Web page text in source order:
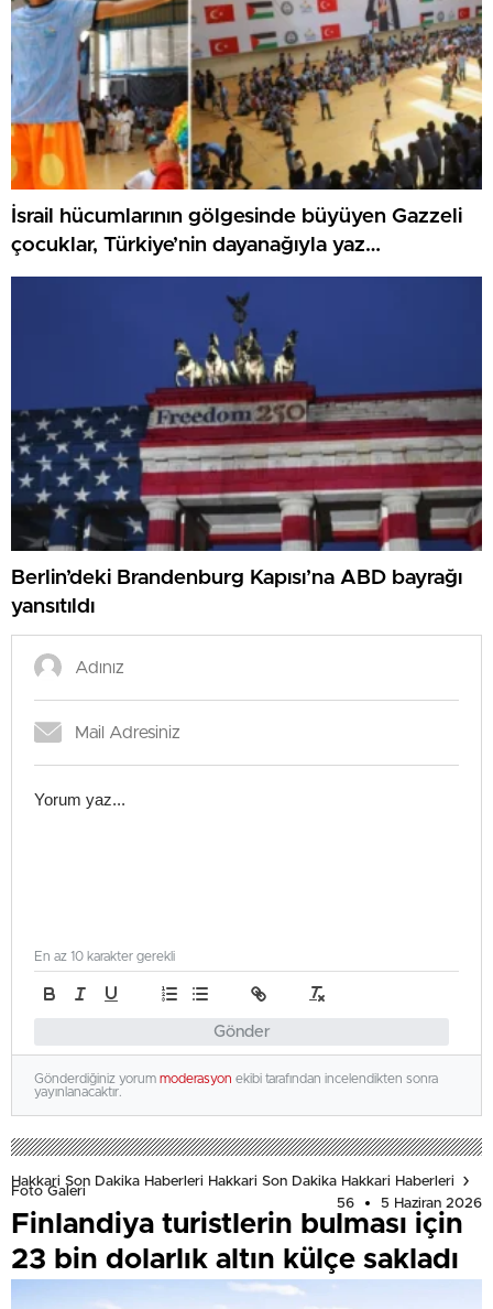
İsrail hücumlarının gölgesinde büyüyen Gazzeli
çocuklar, Türkiye’nin dayanağıyla yaz
kamplarında umut buluyor
Berlin’deki Brandenburg Kapısı’na ABD bayrağı
yansıtıldı
Gönder
En az 10 karakter gerekli
Gönderdiğiniz yorum moderasyon ekibi tarafından incelendikten sonra
yayınlanacaktır.
Hakkari Son Dakika Haberleri Hakkari Son Dakika Hakkari Haberleri
Foto Galeri
56
5 Haziran 2026
Finlandiya turistlerin bulması için
23 bin dolarlık altın külçe sakladı